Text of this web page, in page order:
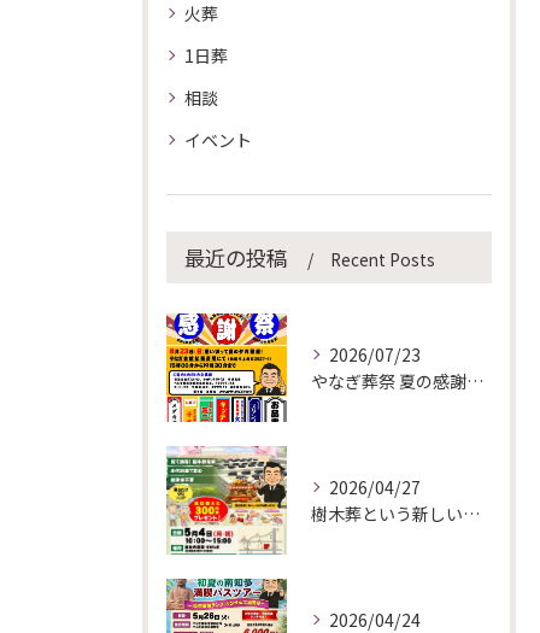
火葬
1日葬
相談
イベント
最近の投稿 Recent Posts
2026/07/23
やなぎ葬祭 夏の感謝祭を開催します！
2026/04/27
樹木葬という新しい選択
2026/04/24